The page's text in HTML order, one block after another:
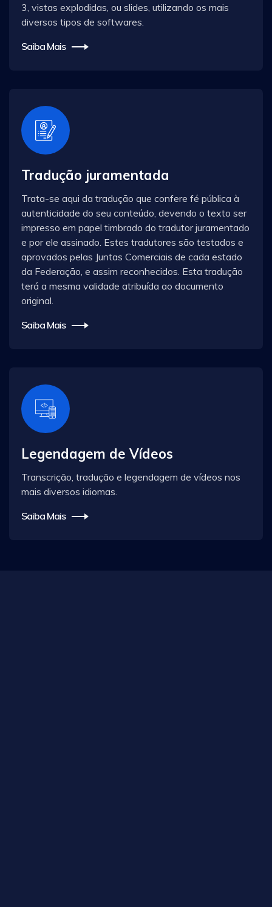
3, vistas explodidas, ou slides, utilizando os mais
diversos tipos de softwares.
Saiba Mais
Tradução juramentada
Trata-se aqui da tradução que confere fé pública à
autenticidade do seu conteúdo, devendo o texto ser
impresso em papel timbrado do tradutor juramentado
e por ele assinado. Estes tradutores são testados e
aprovados pelas Juntas Comerciais de cada estado
da Federação, e assim reconhecidos. Esta tradução
terá a mesma validade atribuída ao documento
original.
Saiba Mais
Legendagem de Vídeos
Transcrição, tradução e legendagem de vídeos nos
mais diversos idiomas.
Saiba Mais